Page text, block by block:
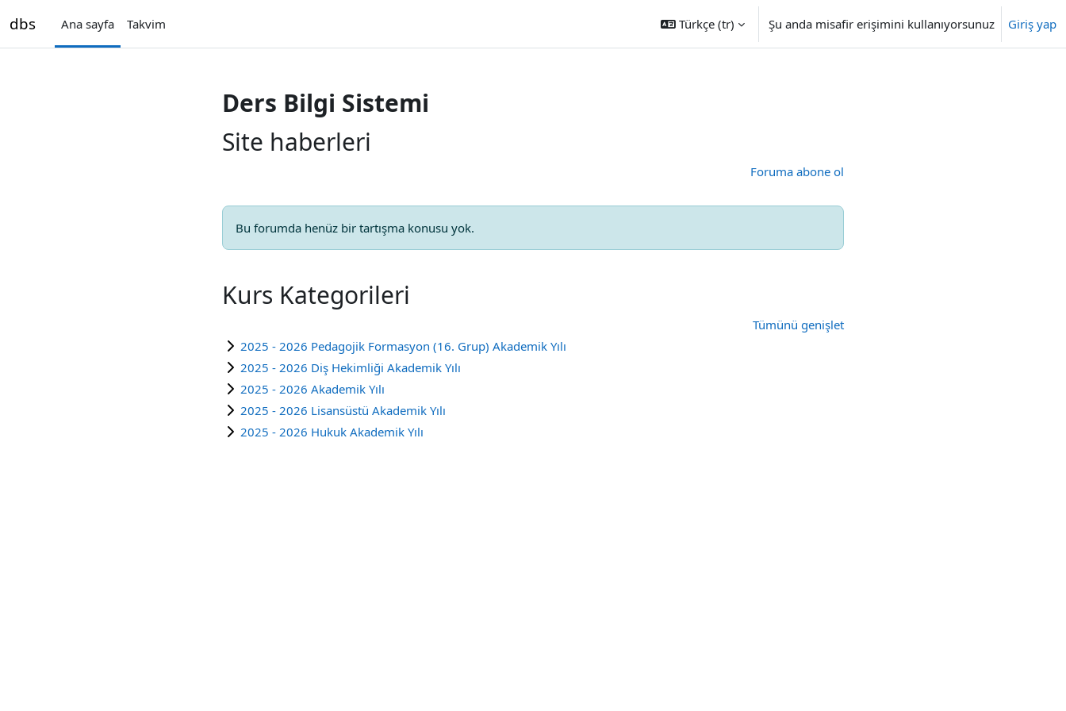
dbs Ana sayfa Takvim Türkçe ‎(tr)‎ Şu anda misafir erişimini kullanıyorsunuz Giriş yap
Ders Bilgi Sistemi
Site haberleri
Foruma abone ol
Bu forumda henüz bir tartışma konusu yok.
Kurs Kategorileri
Tümünü genişlet
2025 - 2026 Pedagojik Formasyon (16. Grup) Akademik Yılı
2025 - 2026 Diş Hekimliği Akademik Yılı
2025 - 2026 Akademik Yılı
2025 - 2026 Lisansüstü Akademik Yılı
2025 - 2026 Hukuk Akademik Yılı